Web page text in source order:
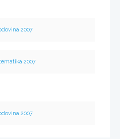
2007
2007
2007